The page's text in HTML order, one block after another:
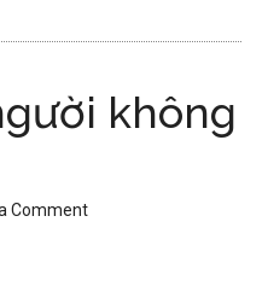
không
Comment